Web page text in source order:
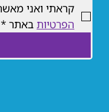
קראתי ואני
הפרטיות באתר *